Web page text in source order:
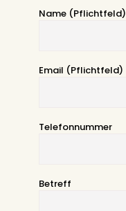
Name (Pflichtfeld)
Email (Pflichtfeld)
Telefonnummer
Betreff